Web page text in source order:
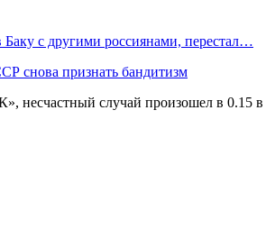
с другими россиянами, перестал…
снова признать бандитизм
несчастный случай произошел в 0.15